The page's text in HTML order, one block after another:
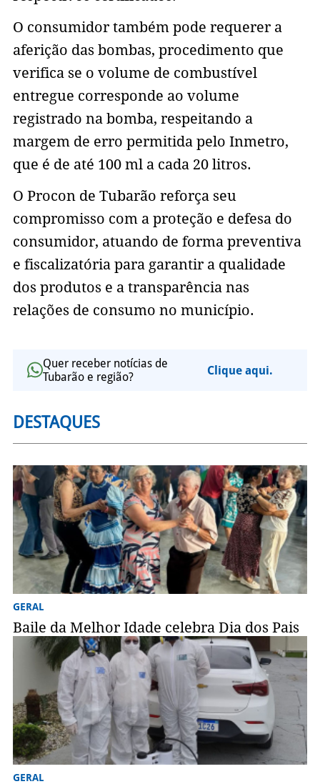
O consumidor também pode requerer a
aferição das bombas, procedimento que
verifica se o volume de combustível
entregue corresponde ao volume
registrado na bomba, respeitando a
margem de erro permitida pelo Inmetro,
que é de até 100 ml a cada 20 litros.
O Procon de Tubarão reforça seu
compromisso com a proteção e defesa do
consumidor, atuando de forma preventiva
e fiscalizatória para garantir a qualidade
dos produtos e a transparência nas
relações de consumo no município.
Quer receber notícias de
Tubarão e região?
Clique aqui.
DESTAQUES
GERAL
Baile da Melhor Idade celebra Dia dos Pais
GERAL